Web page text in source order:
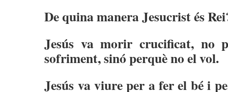
De quina manera Jesucrist és
Jesús va morir crucificat, no
sofriment, sinó perquè no el vol.
Jesús va viure per a fer el bé i